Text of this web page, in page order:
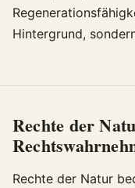
Hintergrund,
Rechte der
Rechte der Natur